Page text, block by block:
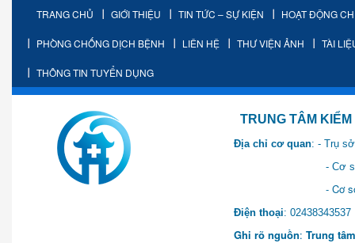
TRANG CHỦ GIỚI THIỆU TIN TỨC – SỰ KIỆN HOẠT ĐỘNG
PHÒNG CHỐNG DỊCH BỆNH LIÊN HỆ THƯ VIỆN ẢNH TÀI
THÔNG TIN TUYỂN DỤNG
TRUNG TÂM KIỂM SOÁT
Địa chỉ cơ quan: - Trụ
- Cơ sở 2: Khu Hành
- Cơ sở 3: Số 1 Ngõ 2
Điện thoại:
Ghi rõ nguồn: Trung